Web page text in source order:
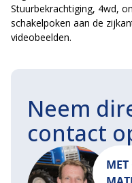
Stuurbekrachtiging, 4wd,
schakelpoken aan de
videobeelden.
Neem
contact
MET